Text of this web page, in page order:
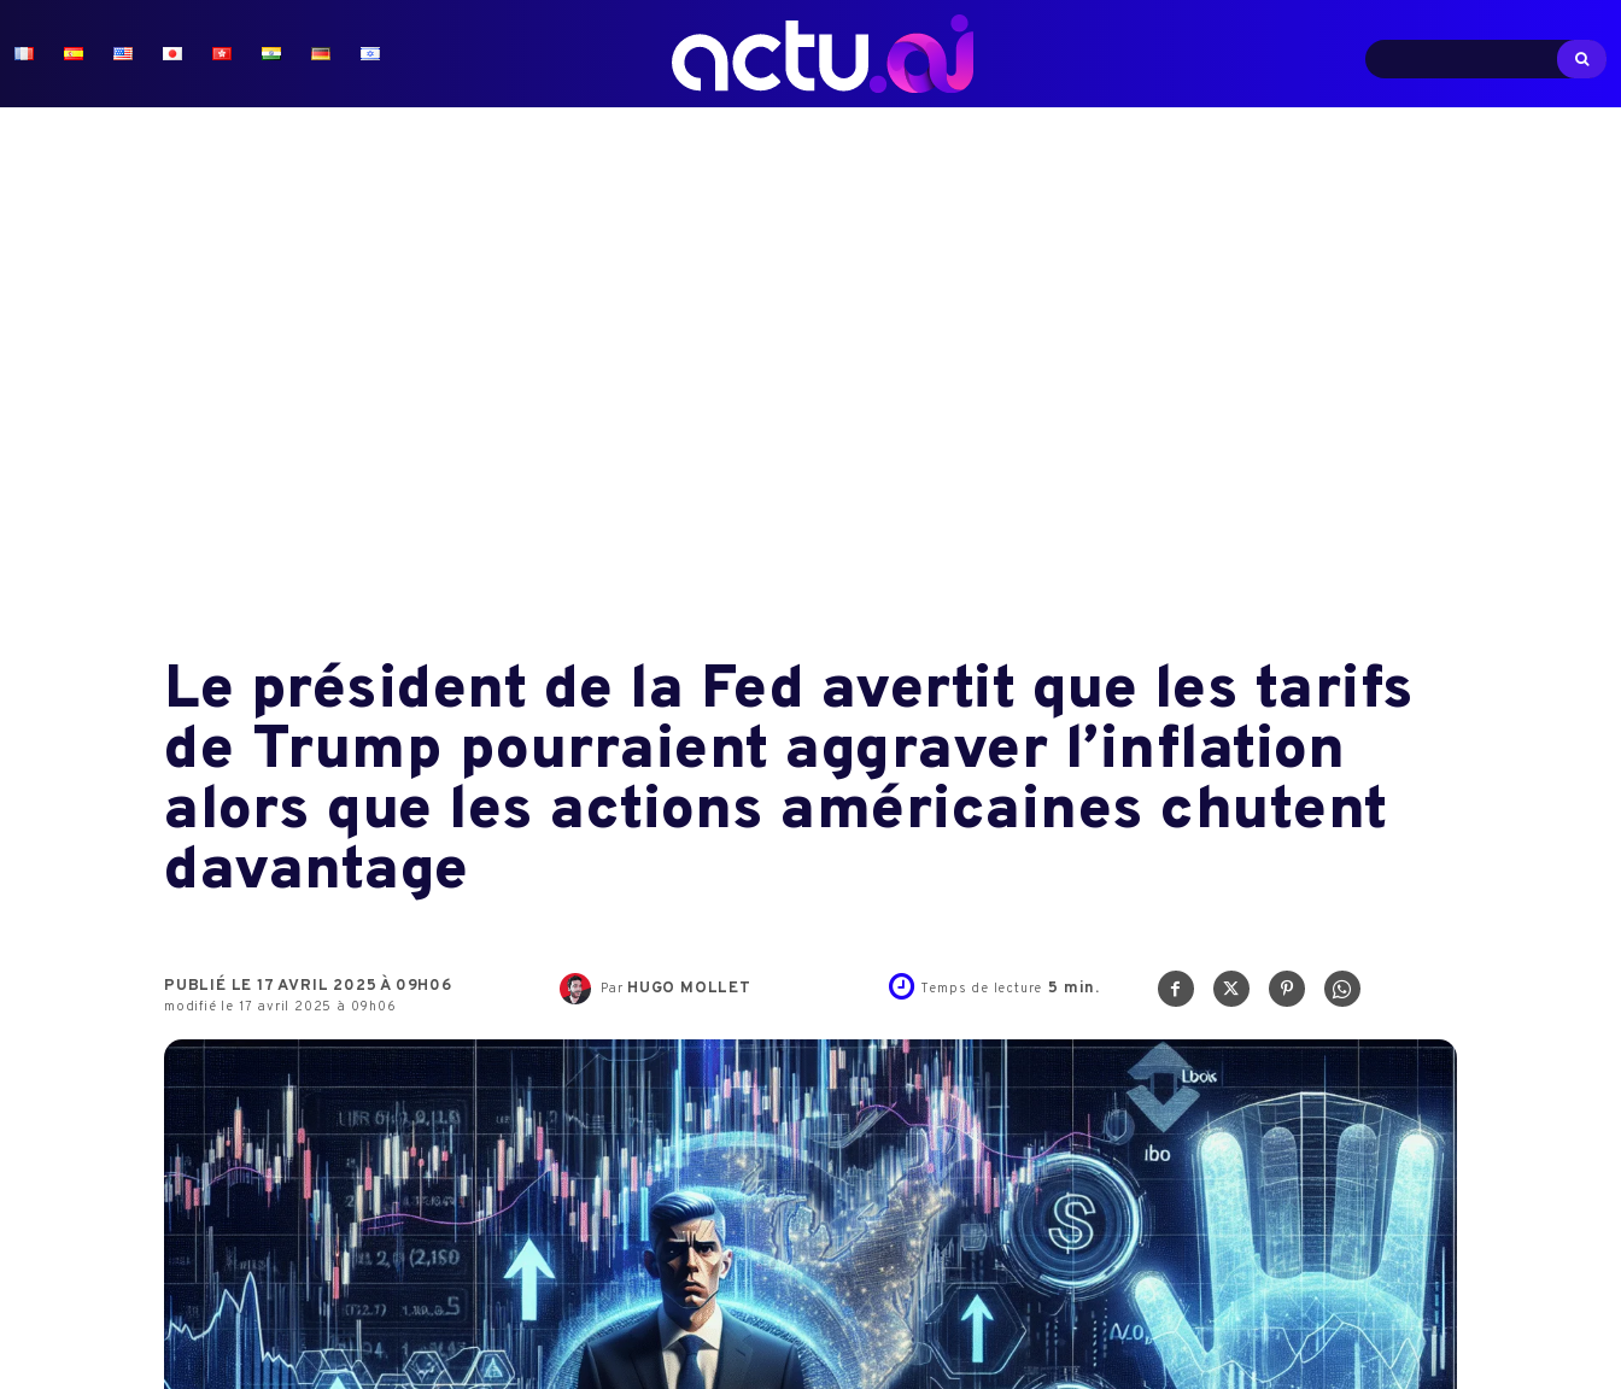
Le président de la Fed avertit que les tarifs
de Trump pourraient aggraver l’inflation
alors que les actions américaines chutent
davantage
PUBLIÉ LE 17 AVRIL 2025 À 09H06
modifié le 17 avril 2025 à 09h06
Par HUGO MOLLET Temps de lecture 5 min.